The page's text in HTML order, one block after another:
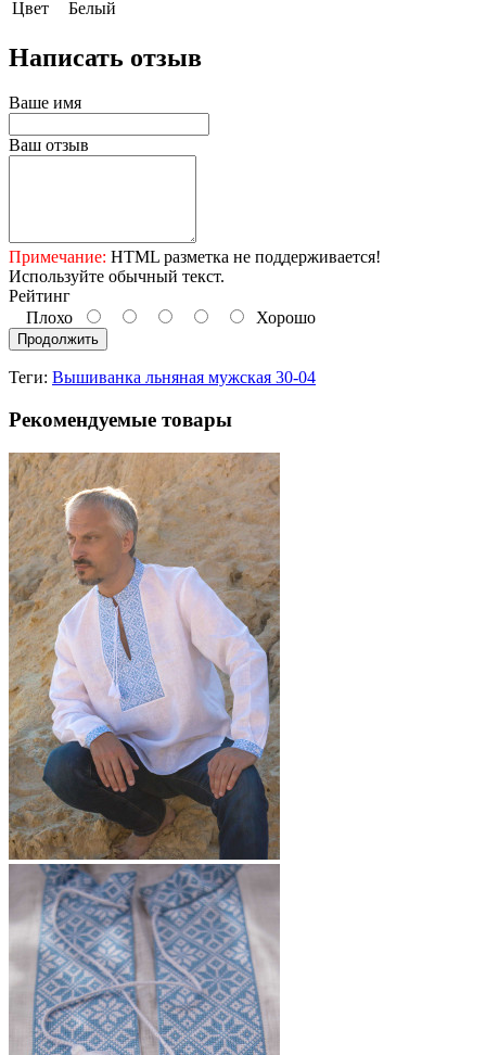
Цвет Белый
Написать отзыв
Ваше имя
Ваш отзыв
Примечание: HTML разметка не поддерживается!
Используйте обычный текст.
Рейтинг
Плохо
Хорошо
Продолжить
Теги: Вышиванка льняная мужская 30-04
Рекомендуемые товары